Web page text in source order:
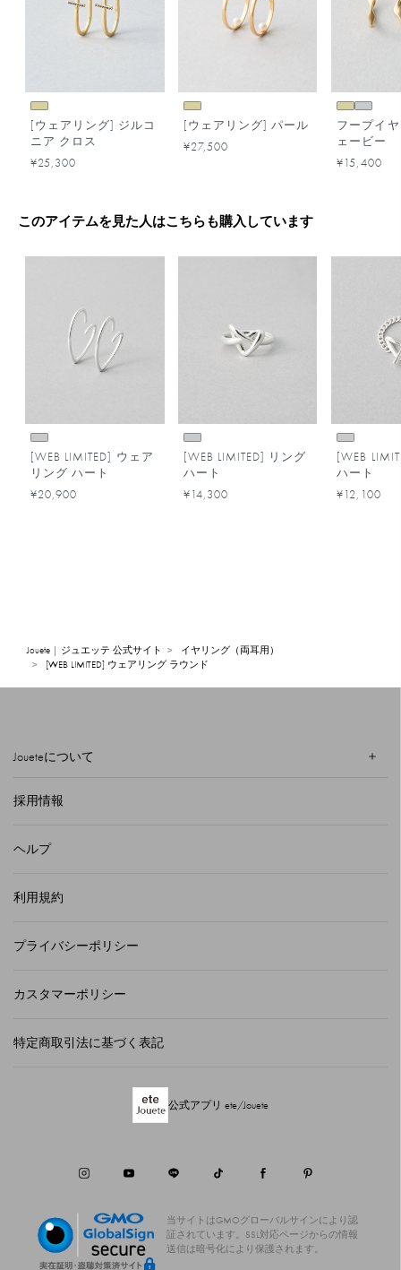
[ウェアリング] ジルコ
ニア クロス
¥25,300
[ウェアリング] パール
¥27,500
フープイ
ェービー
¥15,400
このアイテムを見た人はこちらも購入しています
[WEB LIMITED] ウェア
リング ハート
¥20,900
[WEB LIMITED] リング
ハート
¥14,300
[WEB
ハート
¥12,100
Jouete | ジュエッテ 公式サイト
イヤリング（両耳用）
[WEB LIMITED] ウェアリング ラウンド
Joueteについて
採用情報
ヘルプ
利用規約
プライバシーポリシー
カスタマーポリシー
特定商取引法に基づく表記
公式アプリ ete/Jouete
当サイトはGMOグローバルサインにより認
証されています。
SSL対応ページからの情報
送信は暗号化により保護されます。